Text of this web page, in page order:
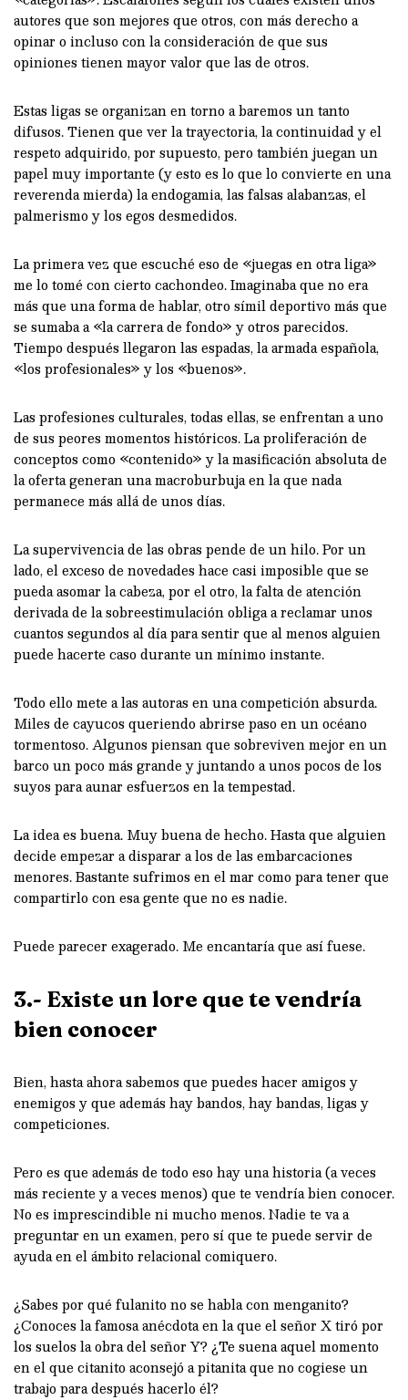
autores que son mejores que otros, con más derecho a
opinar o incluso con la consideración de que sus
opiniones tienen mayor valor que las de otros.
Estas ligas se organizan en torno a baremos un tanto
difusos. Tienen que ver la trayectoria, la continuidad y el
respeto adquirido, por supuesto, pero también juegan un
papel muy importante (y esto es lo que lo convierte en una
reverenda mierda) la endogamia, las falsas alabanzas, el
palmerismo y los egos desmedidos.
La primera vez que escuché eso de «juegas en otra liga»
me lo tomé con cierto cachondeo. Imaginaba que no era
más que una forma de hablar, otro símil deportivo más que
se sumaba a «la carrera de fondo» y otros parecidos.
Tiempo después llegaron las espadas, la armada española,
«los profesionales» y los «buenos».
Las profesiones culturales, todas ellas, se enfrentan a uno
de sus peores momentos históricos. La proliferación de
conceptos como «contenido» y la masificación absoluta de
la oferta generan una macroburbuja en la que nada
permanece más allá de unos días.
La supervivencia de las obras pende de un hilo. Por un
lado, el exceso de novedades hace casi imposible que se
pueda asomar la cabeza, por el otro, la falta de atención
derivada de la sobreestimulación obliga a reclamar unos
cuantos segundos al día para sentir que al menos alguien
puede hacerte caso durante un mínimo instante.
Todo ello mete a las autoras en una competición absurda.
Miles de cayucos queriendo abrirse paso en un océano
tormentoso. Algunos piensan que sobreviven mejor en un
barco un poco más grande y juntando a unos pocos de los
suyos para aunar esfuerzos en la tempestad.
La idea es buena. Muy buena de hecho. Hasta que alguien
decide empezar a disparar a los de las embarcaciones
menores. Bastante sufrimos en el mar como para tener que
compartirlo con esa gente que no es nadie.
Puede parecer exagerado. Me encantaría que así fuese.
3.- Existe un lore que te vendría
bien conocer
Bien, hasta ahora sabemos que puedes hacer amigos y
enemigos y que además hay bandos, hay bandas, ligas y
competiciones.
Pero es que además de todo eso hay una historia (a veces
más reciente y a veces menos) que te vendría bien conocer.
No es imprescindible ni mucho menos. Nadie te va a
preguntar en un examen, pero sí que te puede servir de
ayuda en el ámbito relacional comiquero.
¿Sabes por qué fulanito no se habla con menganito?
¿Conoces la famosa anécdota en la que el señor X tiró por
los suelos la obra del señor Y? ¿Te suena aquel momento
en el que citanito aconsejó a pitanita que no cogiese un
trabajo para después hacerlo él?